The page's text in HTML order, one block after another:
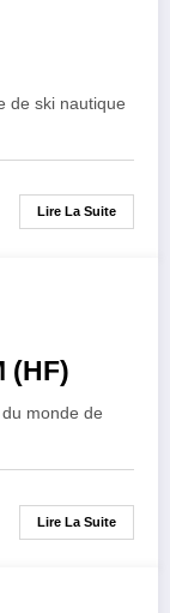
de ski nautique
Lire La Suite
(HF)
monde de
Lire La Suite